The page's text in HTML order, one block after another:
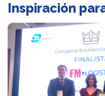
Inspiración